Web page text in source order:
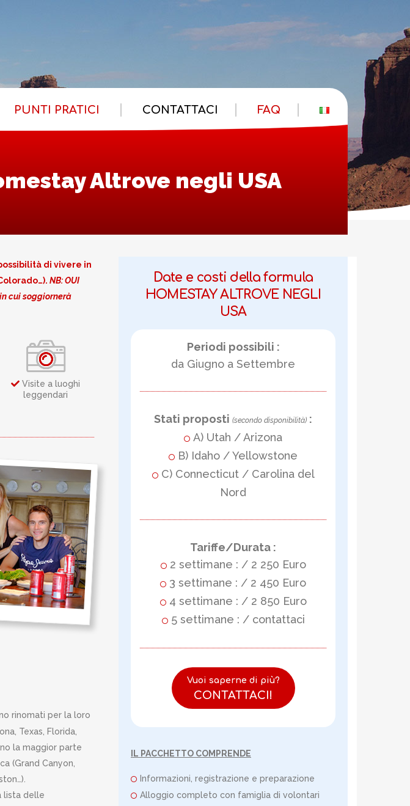
PUNTI PRATICI CONTATTACI FAQ
Altrove negli USA
di vivere in
NB: OUI
cui soggiornerà
Visite a luoghi
leggendari
rinomati per la loro
Texas, Florida,
la maggior parte
(Grand Canyon,
lista delle
Date e costi della formula
HOMESTAY ALTROVE NEGLI
USA
Periodi possibili :
da Giugno a Settembre
Stati proposti (secondo disponibilità) :
A) Utah / Arizona
B) Idaho / Yellowstone
C) Connecticut / Carolina del
Nord
Tariffe/Durata :
2 settimane : / 2 250 Euro
3 settimane : / 2 450 Euro
4 settimane : / 2 850 Euro
5 settimane : / contattaci
Vuoi saperne di più?
CONTATTACI!
IL PACCHETTO COMPRENDE
Informazioni, registrazione e preparazione
Alloggio completo con famiglia di volontari